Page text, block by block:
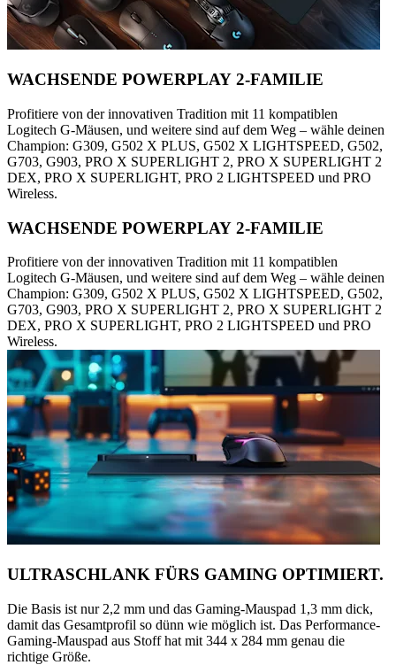
WACHSENDE POWERPLAY 2-FAMILIE
Profitiere von der innovativen Tradition mit 11 kompatiblen
Logitech G-Mäusen, und weitere sind auf dem Weg – wähle deinen
Champion: G309, G502 X PLUS, G502 X LIGHTSPEED, G502,
G703, G903, PRO X SUPERLIGHT 2, PRO X SUPERLIGHT 2
DEX, PRO X SUPERLIGHT, PRO 2 LIGHTSPEED und PRO
Wireless.
WACHSENDE POWERPLAY 2-FAMILIE
Profitiere von der innovativen Tradition mit 11 kompatiblen
Logitech G-Mäusen, und weitere sind auf dem Weg – wähle deinen
Champion: G309, G502 X PLUS, G502 X LIGHTSPEED, G502,
G703, G903, PRO X SUPERLIGHT 2, PRO X SUPERLIGHT 2
DEX, PRO X SUPERLIGHT, PRO 2 LIGHTSPEED und PRO
Wireless.
ULTRASCHLANK FÜRS GAMING OPTIMIERT.
Die Basis ist nur 2,2 mm und das Gaming-Mauspad 1,3 mm dick,
damit das Gesamtprofil so dünn wie möglich ist. Das Performance-
Gaming-Mauspad aus Stoff hat mit 344 x 284 mm genau die
richtige Größe.